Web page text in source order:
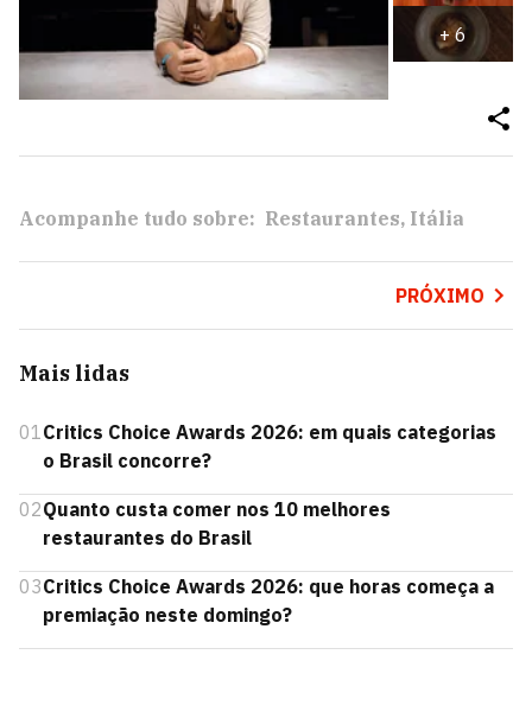
+6
Acompanhe tudo sobre: Restaurantes Itália
PRÓXIMO
Mais lidas
01Critics Choice Awards 2026: em quais categorias
o Brasil concorre?
02Quanto custa comer nos 10 melhores
restaurantes do Brasil
03Critics Choice Awards 2026: que horas começa a
premiação neste domingo?